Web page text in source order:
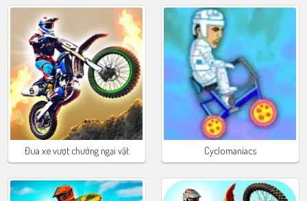
Đua xe vượt chướng ngại vật Cyclomaniacs